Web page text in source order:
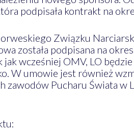
podpisała kontrakt na
Związku
została podpisana na
wcześniej OMV, LO
W umowie jest również
Pucharu Świata w